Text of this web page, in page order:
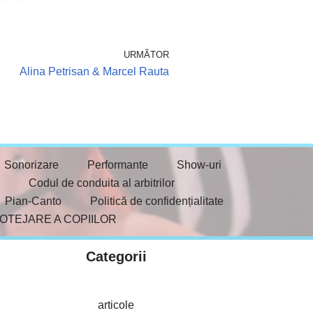
URMĂTOR
Alina Petrisan & Marcel Rauta
Sonorizare Performante
Show-uri
Codul de conduita al arbitrilor
Pian-Canto
Politică de confidențialitate
A COPIILOR
Categorii
articole